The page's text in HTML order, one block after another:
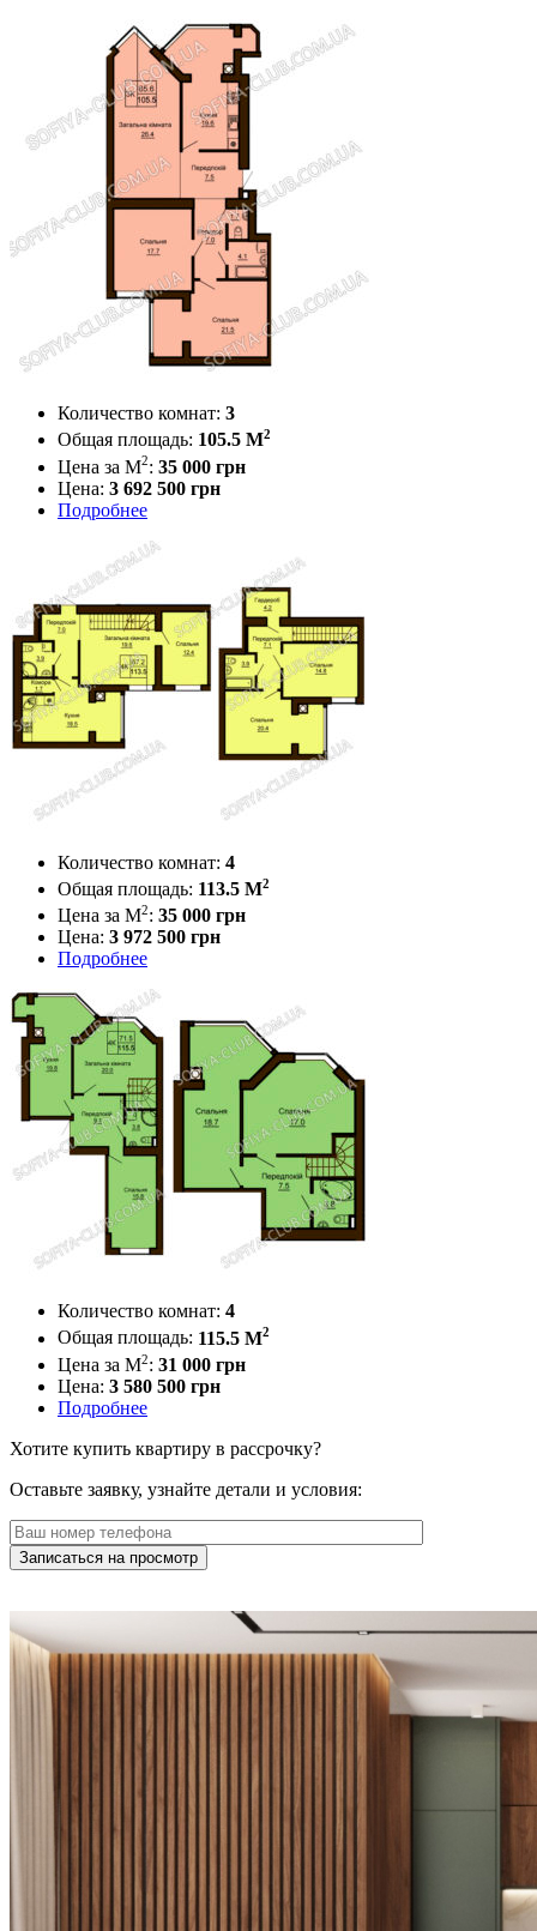
Количество комнат: 3
Общая площадь: 105.5 M2
Цена за М2: 35 000 грн
Цена: 3 692 500 грн
Подробнее
Количество комнат: 4
Общая площадь: 113.5 M2
Цена за М2: 35 000 грн
Цена: 3 972 500 грн
Подробнее
Количество комнат: 4
Общая площадь: 115.5 M2
Цена за М2: 31 000 грн
Цена: 3 580 500 грн
Подробнее
Хотите купить квартиру в рассрочку?
Оставьте заявку, узнайте детали и условия:
Записаться на просмотр